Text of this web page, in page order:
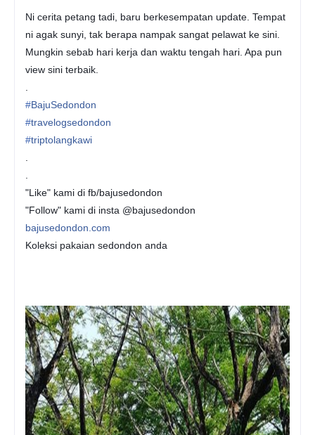
Ni cerita petang tadi, baru berkesempatan update. Tempat
ni agak sunyi, tak berapa nampak sangat pelawat ke sini.
Mungkin sebab hari kerja dan waktu tengah hari. Apa pun
view sini terbaik.
#BajuSedondon
#travelogsedondon
#triptolangkawi
"Like" kami di fb/bajusedondon
"Follow" kami di insta @bajusedondon
bajusedondon.com
Koleksi pakaian sedondon anda